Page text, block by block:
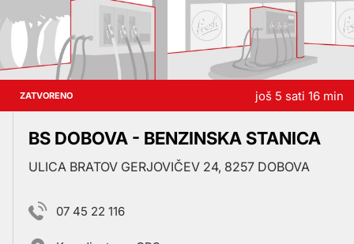
ZATVORENO još 5 sati 16 min
BS DOBOVA - BENZINSKA STANICA
ULICA BRATOV GERJOVIČEV 24, 8257 DOBOVA
07 45 22 116